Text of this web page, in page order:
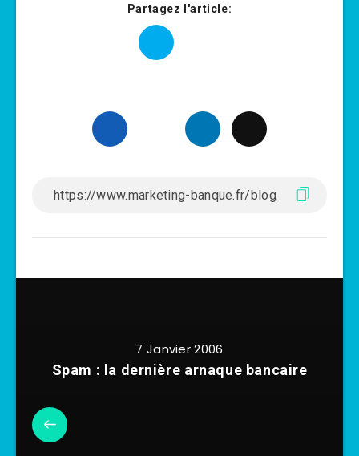
Partagez l'article:
7 Janvier 2006
Spam : la dernière arnaque bancaire